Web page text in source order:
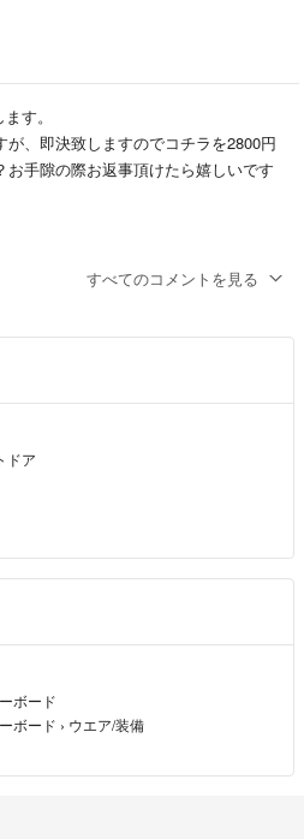
す。
、即決致しますのでコチラを2800円
手隙の際お返事頂けたら嬉しいです
前だったと思います。新品で購入で
す。
用ですか。
でしょうか。
すべてのコメントを見る
ドア
ボード
ボード › ウエア/装備